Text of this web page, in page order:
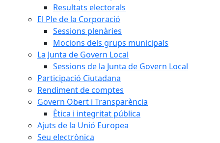
Resultats electorals
El Ple de la Corporació
Sessions plenàries
Mocions dels grups municipals
La Junta de Govern Local
Sessions de la Junta de Govern Local
Participació Ciutadana
Rendiment de comptes
Govern Obert i Transparència
Ètica i integritat pública
Ajuts de la Unió Europea
Seu electrònica